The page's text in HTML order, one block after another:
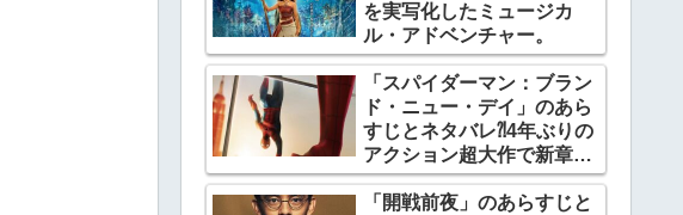
を実写化したミュージカ
ル・アドベンチャー。
「スパイダーマン：ブラン
ド・ニュー・デイ」のあら
すじとネタバレ⁈4年ぶりの
アクション超大作で新章開
幕。
「開戦前夜」のあらすじと